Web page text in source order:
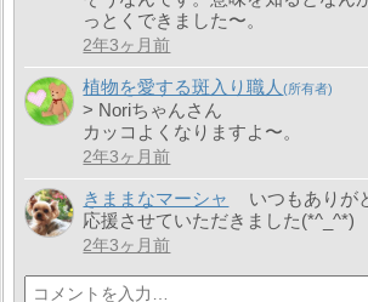
っとくできました〜。
2年3ヶ月前
植物を愛する斑入り職人
> Noriちゃんさん
カッコよくなりますよ〜。
2年3ヶ月前
きままなマーシャ
いつもありが
応援させていただきました(*^_^*)
2年3ヶ月前